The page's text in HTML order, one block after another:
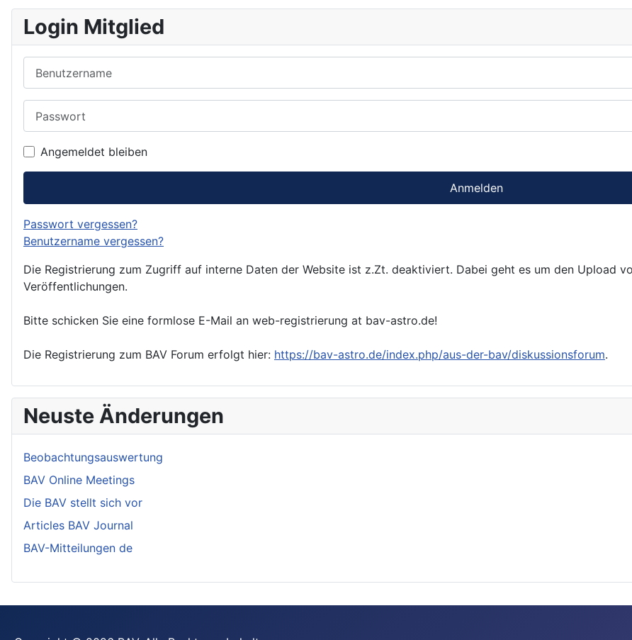
Login Mitglied
Angemeldet bleiben
Anmelden
Passwort vergessen?
Benutzername vergessen?
Die Registrierung zum Zugriff auf interne Daten der Website ist z.Zt. deaktiviert. Dabei geht es um den Upload
Veröffentlichungen.
Bitte schicken Sie eine formlose E-Mail an web-registrierung at bav-astro.de!
Die Registrierung zum BAV Forum erfolgt hier: https://bav-astro.de/index.php/aus-der-bav/diskussionsforum.
Neuste Änderungen
Beobachtungsauswertung
BAV Online Meetings
Die BAV stellt sich vor
Articles BAV Journal
BAV-Mitteilungen de